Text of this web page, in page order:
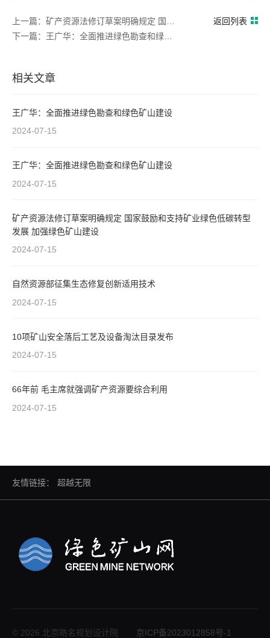
返回列表
相关文章
王广华：全面推进绿色勘查和绿色矿山建设
2024-07-15
王广华：全面推进绿色勘查和绿色矿山建设
2024-07-15
矿产资源法修订草案明确规定 国家鼓励和支持矿业绿色低碳转型
发展 加强绿色矿山建设
2024-07-15
自然资源部征集生态修复创新适用技术
2024-07-15
10项矿山安全落后工艺及设备淘汰目录发布
2024-07-15
66年前 毛主席就强调矿产资源要综合利用
2024-07-15
友情链接： 超越无限
© 2026 北京皓名规划设计院 京ICP备2023012858号-1